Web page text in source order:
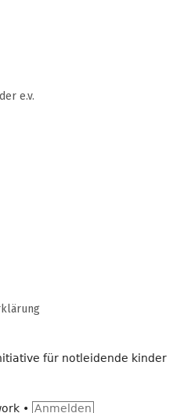
e.v.
für notleidende kinder
• Anmelden